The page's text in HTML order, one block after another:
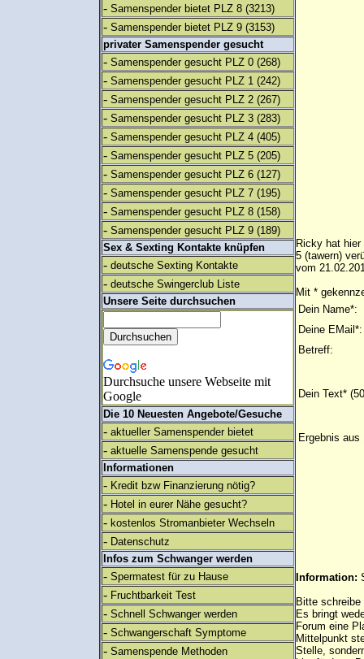
- Samenspender bietet PLZ 8 (3213)
- Samenspender bietet PLZ 9 (3153)
privater Samenspender gesucht
- Samenspender gesucht PLZ 0 (268)
- Samenspender gesucht PLZ 1 (242)
- Samenspender gesucht PLZ 2 (267)
- Samenspender gesucht PLZ 3 (283)
- Samenspender gesucht PLZ 4 (405)
- Samenspender gesucht PLZ 5 (205)
- Samenspender gesucht PLZ 6 (127)
- Samenspender gesucht PLZ 7 (195)
- Samenspender gesucht PLZ 8 (158)
- Samenspender gesucht PLZ 9 (189)
Sex & Sexting Kontakte knüpfen
- deutsche Sexting Kontakte
- deutsche Swingerclub Liste
Unsere Seite durchsuchen
Durchsuche unsere Webseite mit
Google
Die 10 Neuesten Angebote/Gesuche
- aktueller Samenspender bietet
- aktuelle Samenspende gesucht
Informationen
- Kredit bzw Finanzierung nötig?
- Hotel in eurer Nähe gesucht?
- kostenlos Stromanbieter Wechseln
- Datenschutz
Infos zum Schwanger werden
- Spermatest für zu Hause
- Fruchtbarkeit Test
- Schnell Schwanger werden
- Schwangerschaft Symptome
- Samenspende Methoden
Ricky hat
5 (tawern)
vom
Mit *
Dein Name*:
Deine EMail*:
Betreff:
Dein Text*
Ergebnis aus
Information:
Bitte
Es bringt
Forum eine
Mittelpunkt
Stelle,